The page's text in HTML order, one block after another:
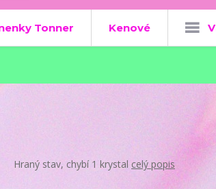
Tonner Kenové
Hraný stav, chybí 1 krystal celý popis